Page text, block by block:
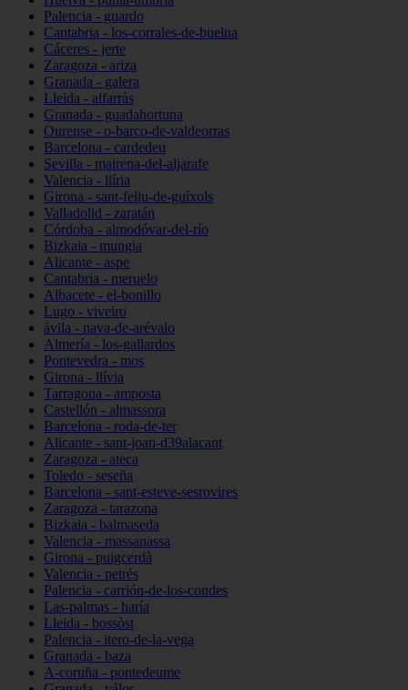
Palencia - guardo
Cantabria - los-corrales-de-buelna
Cáceres - jerte
Zaragoza - ariza
Granada - galera
Lleida - alfarràs
Granada - guadahortuna
Ourense - o-barco-de-valdeorras
Barcelona - cardedeu
Sevilla - mairena-del-aljarafe
Valencia - llíria
Girona - sant-feliu-de-guíxols
Valladolid - zaratán
Córdoba - almodóvar-del-río
Bizkaia - mungia
Alicante - aspe
Cantabria - meruelo
Albacete - el-bonillo
Lugo - viveiro
ávila - nava-de-arévalo
Almería - los-gallardos
Pontevedra - mos
Girona - llívia
Tarragona - amposta
Castellón - almassora
Barcelona - roda-de-ter
Alicante - sant-joan-d39alacant
Zaragoza - ateca
Toledo - seseña
Barcelona - sant-esteve-sesrovires
Zaragoza - tarazona
Bizkaia - balmaseda
Valencia - massanassa
Girona - puigcerdà
Valencia - petrés
Palencia - carrión-de-los-condes
Las-palmas - haría
Lleida - bossòst
Palencia - itero-de-la-vega
Granada - baza
A-coruña - pontedeume